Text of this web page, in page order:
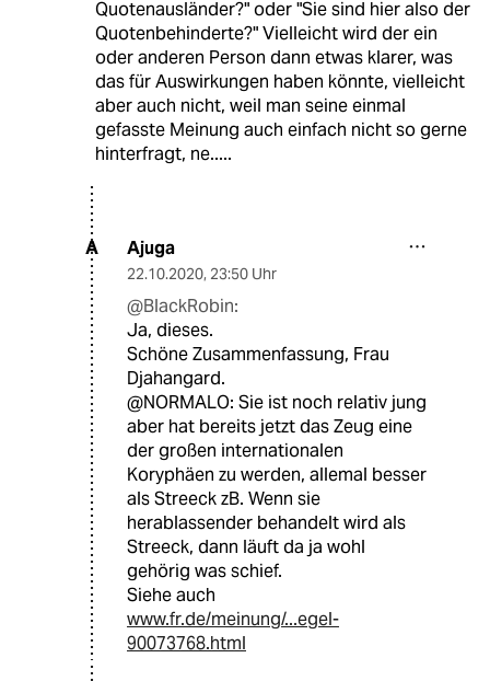
Quotenausländer?" oder "Sie sind hier also der
Quotenbehinderte?" Vielleicht wird der ein
oder anderen Person dann etwas klarer, was
das für Auswirkungen haben könnte, vielleicht
aber auch nicht, weil man seine einmal
gefasste Meinung auch einfach nicht so gerne
hinterfragt, ne.....
A Ajuga
22.10.2020, 23:50 Uhr
@BlackRobin:
Ja, dieses.
Schöne Zusammenfassung, Frau
Djahangard.
@NORMALO: Sie ist noch relativ jung
aber hat bereits jetzt das Zeug eine
der großen internationalen
Koryphäen zu werden, allemal besser
als Streeck zB. Wenn sie
herablassender behandelt wird als
Streeck, dann läuft da ja wohl
gehörig was schief.
Siehe auch
www.fr.de/meinung/...egel-
90073768.html